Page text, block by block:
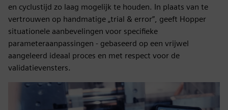
en cyclustijd zo laag mogelijk te houden. In plaats van te
vertrouwen op handmatige „trial & error”, geeft Hopper
situationele aanbevelingen voor specifieke
parameteraanpassingen - gebaseerd op een vrijwel
aangeleerd ideaal proces en met respect voor de
validatievensters.